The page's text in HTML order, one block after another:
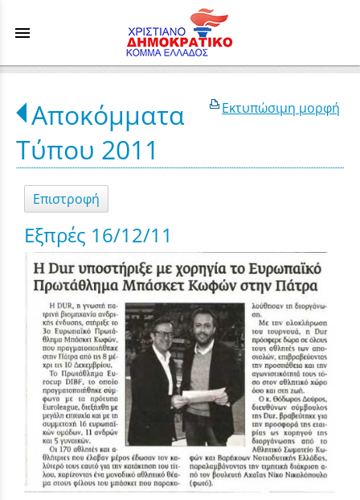
menu
Εκτυπώσιμη μορφή
Αποκόμματα
Τύπου 2011
Επιστροφή
Εξπρές 16/12/11